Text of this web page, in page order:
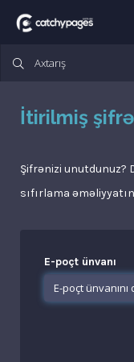
İtirilmiş
Şifrənizi unutdunuz?
sıfırlama
E-poçt ünvanı